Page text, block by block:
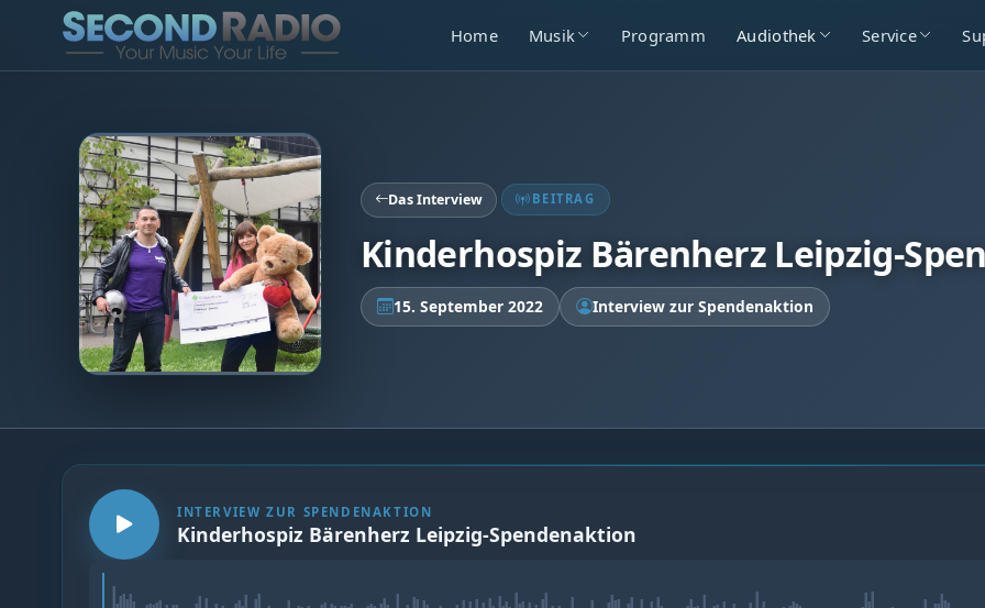
Home Musik Programm Audiothek Service
Das Interview BEITRAG
Kinderhospiz Bärenherz Leipzig-
15. September 2022 Interview zur Spendenaktion
INTERVIEW ZUR SPENDENAKTION
Kinderhospiz Bärenherz Leipzig-Spendenaktion